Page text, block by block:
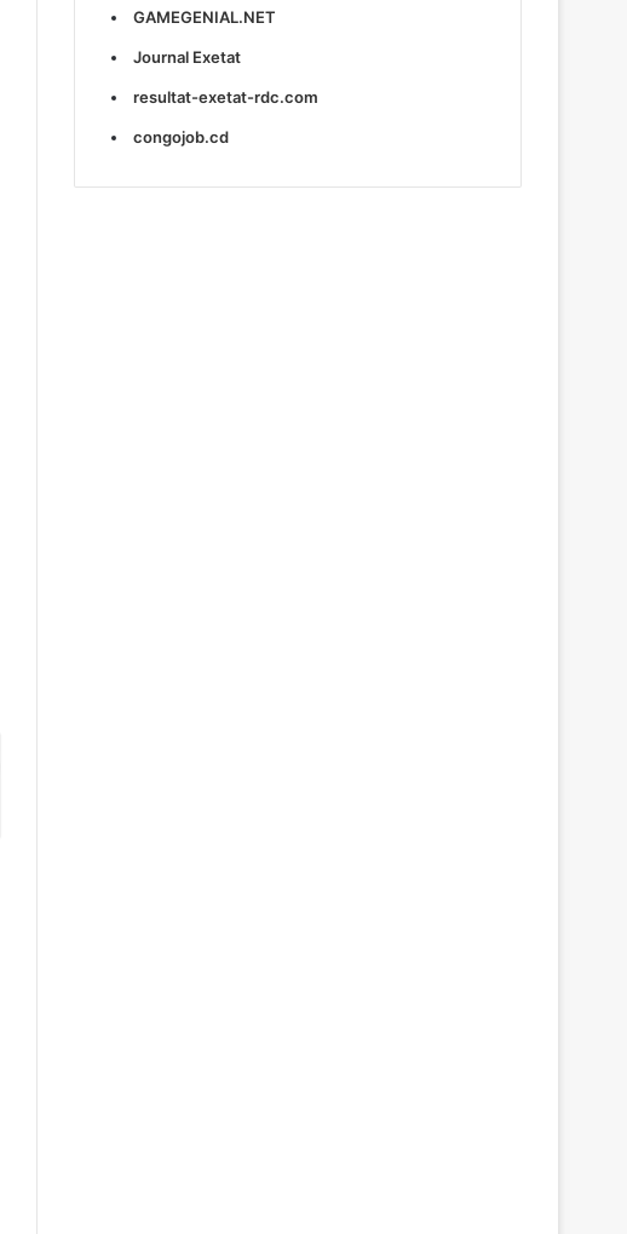
GAMEGENIAL.NET
Journal Exetat
resultat-exetat-rdc.com
congojob.cd